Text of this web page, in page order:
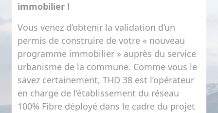
immobilier !
Vous venez d’obtenir la validation d’un
permis de construire de votre « nouveau
programme immobilier » auprès du service
urbanisme de la commune. Comme vous le
savez certainement, THD 38 est l’opérateur
en charge de l’établissement du réseau
100% Fibre déployé dans le cadre du projet